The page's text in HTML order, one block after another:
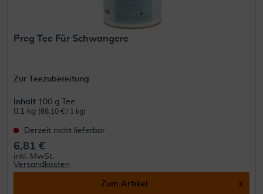
Preg Tee Für Schwangere
Zur Teezubereitung
Inhalt 100 g Tee
0.1 kg (68,10 € / 1 kg)
Derzeit nicht lieferbar
6,81 €
inkl. MwSt.
Versandkosten
Zum Artikel